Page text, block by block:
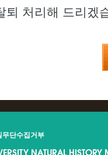
퇴 처리해 드리겠
무단수집거부